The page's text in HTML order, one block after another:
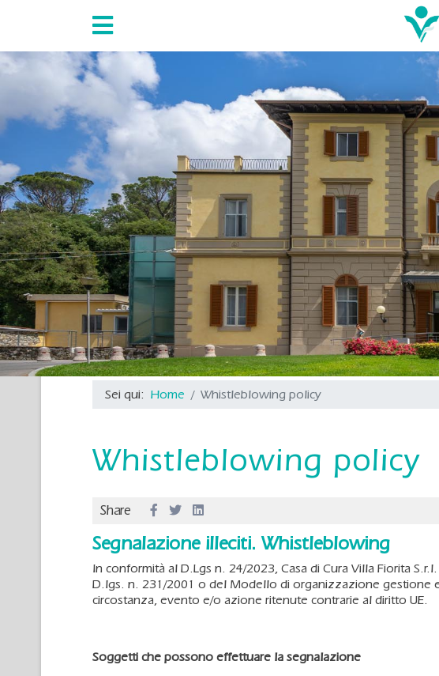
Sei qui: Home Whistleblowing policy
Whistleblowing policy
Share
Segnalazione illeciti. Whistleblowing
In conformità al D.Lgs n. 24/2023, Casa di Cura Villa Fiorita
D.lgs. n. 231/2001 o del Modello di organizzazione gestione
circostanza, evento e/o azione ritenute contrarie al diritto UE.
Soggetti che possono effettuare la segnalazione